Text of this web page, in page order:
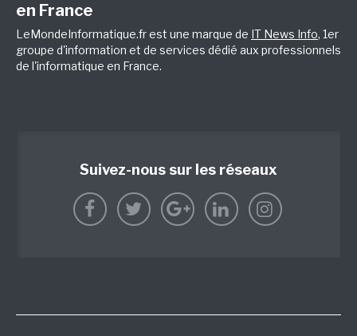
en France
LeMondeInformatique.fr est une marque de IT News Info, 1er
groupe d'information et de services dédié aux professionnels
de l'informatique en France.
Suivez-nous sur les réseaux